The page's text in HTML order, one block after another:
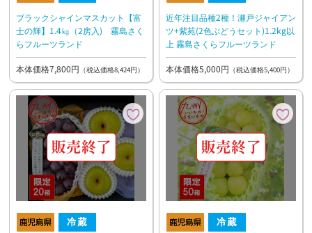
ブラックシャインマスカット【富
士の輝】1.4㎏（2房入) 霧島さく
らフルーツランド
本体価格7,800円 （税込価格8,424円）
近年注目品種2種！瀬戸ジャイアン
ツ+紫苑(2色ぶどうセット)1.2kg以
上 霧島さくらフルーツランド
本体価格5,000円 （税込価格5,400円）